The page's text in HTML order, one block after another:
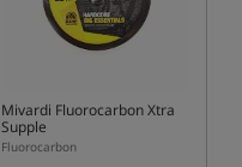
Mivardi Fluorocarbon Xtra
Supple
Fluorocarbon